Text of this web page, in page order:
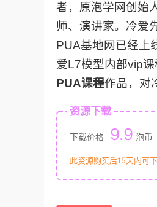
者，原泡学网创始
师、演讲家。冷爱
PUA基地网已经上
爱L7模型内部vip
PUA课程作品，对
资源下载
下载价格 9.9 泡币
此资源购买后15天内可